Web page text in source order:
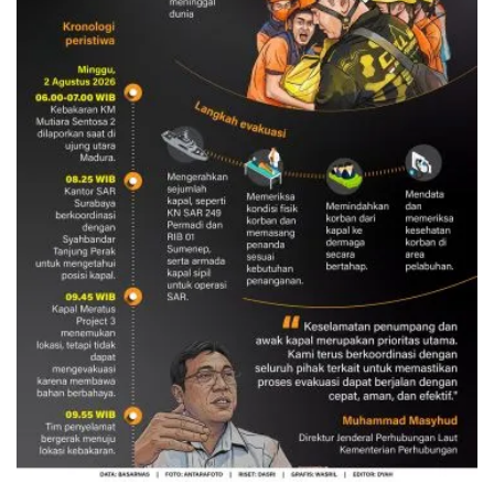
Evakuasi korban kebakaran KM
Mutiara Sentosa 2
3 Agustus 2026